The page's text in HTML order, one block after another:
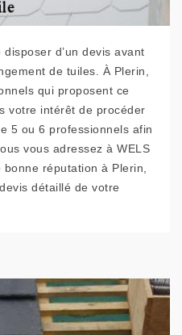
d’un devis avant
de tuiles. À Plerin,
qui proposent ce
votre intérêt de procéder
5 ou 6 professionnels afin
vous adressez à WELS
réputation à Plerin,
détaillé de votre